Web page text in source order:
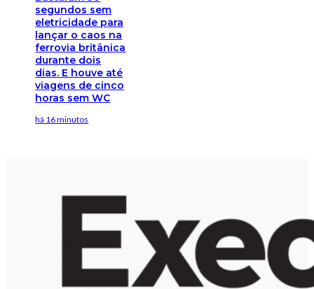
segundos sem
eletricidade para
lançar o caos na
ferrovia britânica
durante dois
dias. E houve até
viagens de cinco
horas sem WC
há 16 minutos